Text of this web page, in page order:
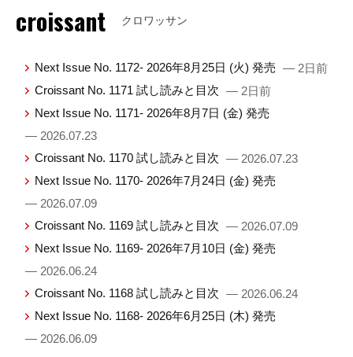
croissant クロワッサン
Next Issue No. 1172- 2026年8月25日 (火) 発売 — 2日前
Croissant No. 1171 試し読みと目次 — 2日前
Next Issue No. 1171- 2026年8月7日 (金) 発売
— 2026.07.23
Croissant No. 1170 試し読みと目次 — 2026.07.23
Next Issue No. 1170- 2026年7月24日 (金) 発売
— 2026.07.09
Croissant No. 1169 試し読みと目次 — 2026.07.09
Next Issue No. 1169- 2026年7月10日 (金) 発売
— 2026.06.24
Croissant No. 1168 試し読みと目次 — 2026.06.24
Next Issue No. 1168- 2026年6月25日 (木) 発売
— 2026.06.09